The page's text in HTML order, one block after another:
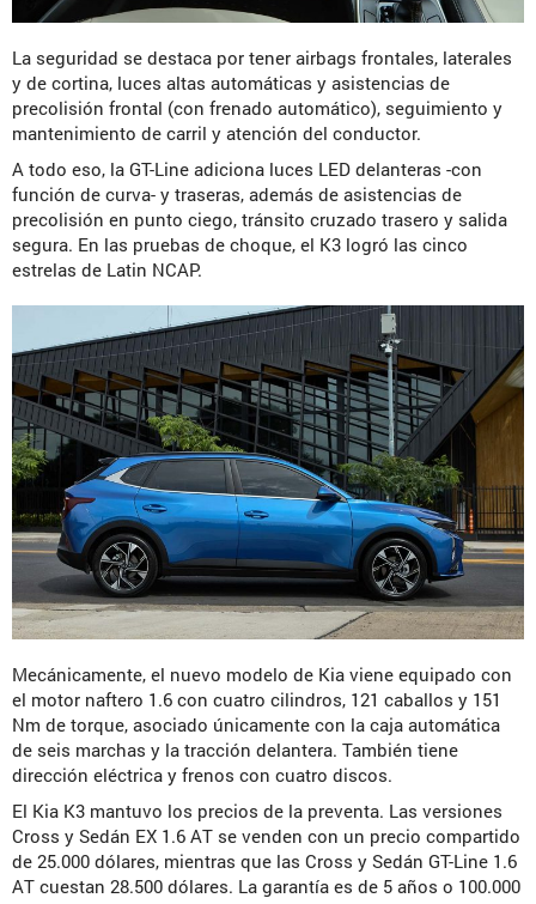
La seguridad se destaca por tener airbags frontales, laterales
y de cortina, luces altas automáticas y asistencias de
precolisión frontal (con frenado automático), seguimiento y
mantenimiento de carril y atención del conductor.
A todo eso, la GT-Line adiciona luces LED delanteras -con
función de curva- y traseras, además de asistencias de
precolisión en punto ciego, tránsito cruzado trasero y salida
segura. En las pruebas de choque, el K3 logró las cinco
estrelas de Latin NCAP.
Mecánicamente, el nuevo modelo de Kia viene equipado con
el motor naftero 1.6 con cuatro cilindros, 121 caballos y 151
Nm de torque, asociado únicamente con la caja automática
de seis marchas y la tracción delantera. También tiene
dirección eléctrica y frenos con cuatro discos.
El Kia K3 mantuvo los precios de la preventa. Las versiones
Cross y Sedán EX 1.6 AT se venden con un precio compartido
de 25.000 dólares, mientras que las Cross y Sedán GT-Line 1.6
AT cuestan 28.500 dólares. La garantía es de 5 años o 100.000